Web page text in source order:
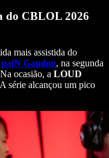
do CBLOL 2026
mais assistida do
Gaming, na segunda
ocasião, a LOUD
série alcançou um pico